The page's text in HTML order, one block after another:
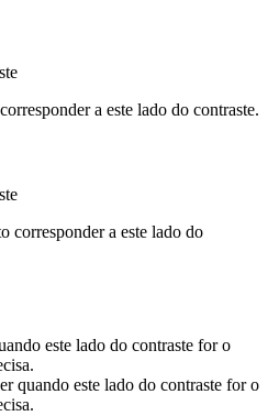
a este lado do contraste.
corresponder a este lado do
este lado do contraste for o
quando este lado do contraste for o